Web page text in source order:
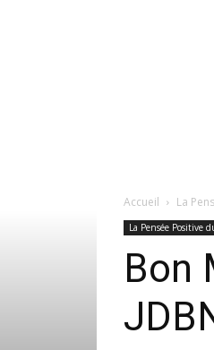
Accueil La
La Pensée Positive
Bon